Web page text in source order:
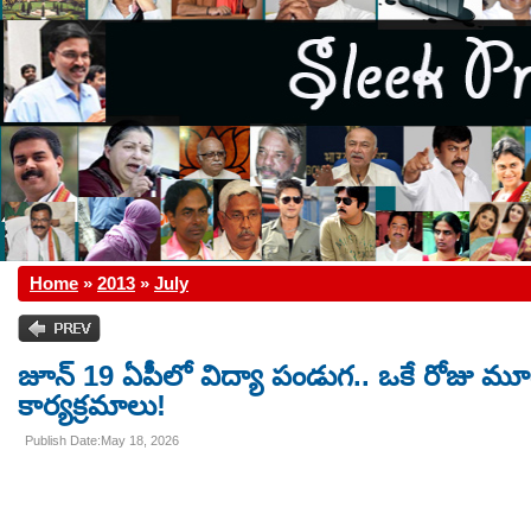
Home » 2013 » July
జూన్ 19 ఏపీలో విద్యా పండుగ.. ఒకే రోజు
కార్యక్రమాలు!
Publish Date:May 18, 2026